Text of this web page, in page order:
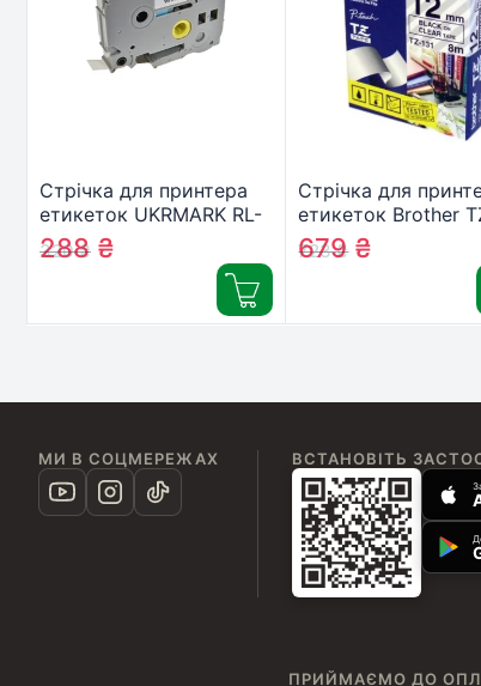
Стрічка для принтера
етикеток UKRMARK RL-
B-T231P-BK/WT, аналог
TZE231. 12 мм х 8 м
320₴
288 ₴
Стрічка для
етикеток Brother
723₴
679₴
МИ В СОЦМЕРЕЖАХ ВСТАНОВІТЬ
ПРИЙМАЄМО ДО